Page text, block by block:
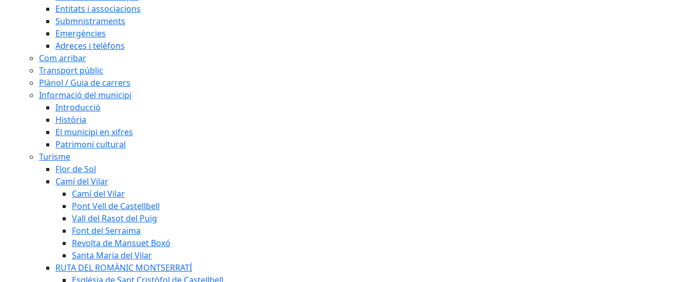
Entitats i associacions
Submnistraments
Emergències
Adreces i telèfons
Com arribar
Transport públic
Plànol / Guia de carrers
Informació del municipi
Introducció
Història
El municipi en xifres
Patrimoni cultural
Turisme
Flor de Sol
Camí del Vilar
Camí del Vilar
Pont Vell de Castellbell
Vall del Rasot del Puig
Font del Serraïma
Revolta de Mansuet Boxó
Santa Maria del Vilar
RUTA DEL ROMÀNIC MONTSERRATÍ